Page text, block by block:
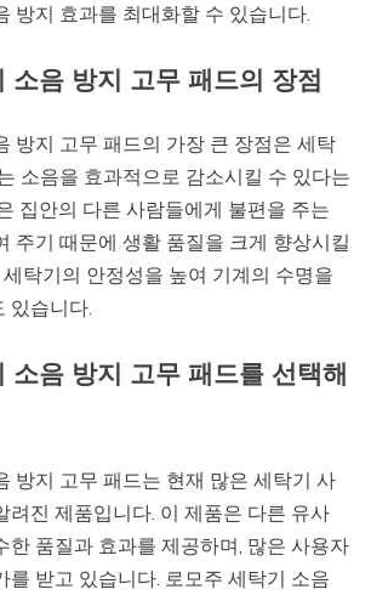
방지 효과를 최대화할 수 있습니다.
소음 방지 고무 패드의 장점
방지 고무 패드의 가장 큰 장점은 세탁
소음을 효과적으로 감소시킬 수 있다는
집안의 다른 사람들에게 불편을 주는
주기 때문에 생활 품질을 크게 향상시킬
탁기의 안정성을 높여 기계의 수명을
있습니다.
소음 방지 고무 패드를 선택해
방지 고무 패드는 현재 많은 세탁기 사
려진 제품입니다. 이 제품은 다른 유사
한 품질과 효과를 제공하며, 많은 사용자
를 받고 있습니다. 로모주 세탁기 소음